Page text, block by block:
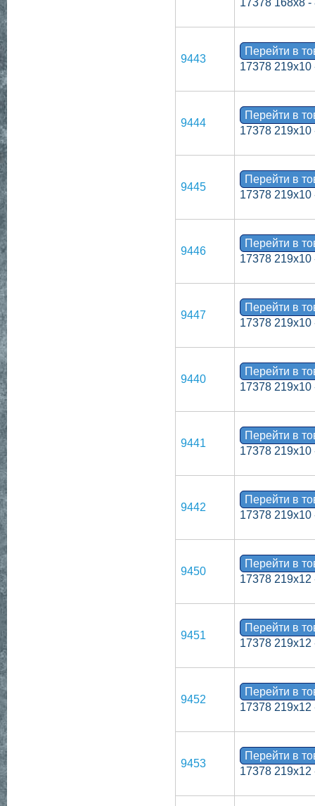
17378 168х8 -
9443
Перейти в
17378 219х10
9444
Перейти в
17378 219х10
9445
Перейти в
17378 219х10
9446
Перейти в
17378 219х10
9447
Перейти в
17378 219х10
9440
Перейти в
17378 219х10
9441
Перейти в
17378 219х10
9442
Перейти в
17378 219х10
9450
Перейти в
17378 219х12
9451
Перейти в
17378 219х12
9452
Перейти в
17378 219х12
9453
Перейти в
17378 219х12